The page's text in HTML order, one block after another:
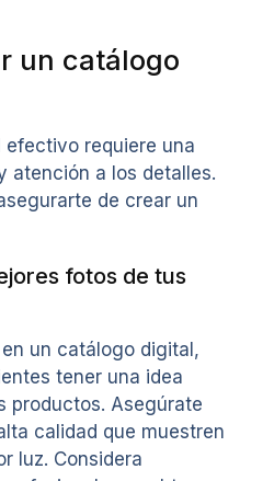
un catálogo
requiere una
atención a los detalles.
de crear un
fotos de tus
un catálogo digital,
tener una idea
productos. Asegúrate
calidad que muestren
luz. Considera